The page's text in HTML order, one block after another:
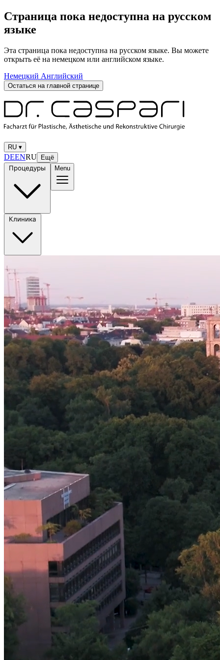
Страница пока недоступна на русском
языке
Эта страница пока недоступна на русском языке. Вы можете
открыть её на немецком или английском языке.
Немецкий Английский
Остаться на главной странице
RU ▾
DEENRU Ещё
Menu